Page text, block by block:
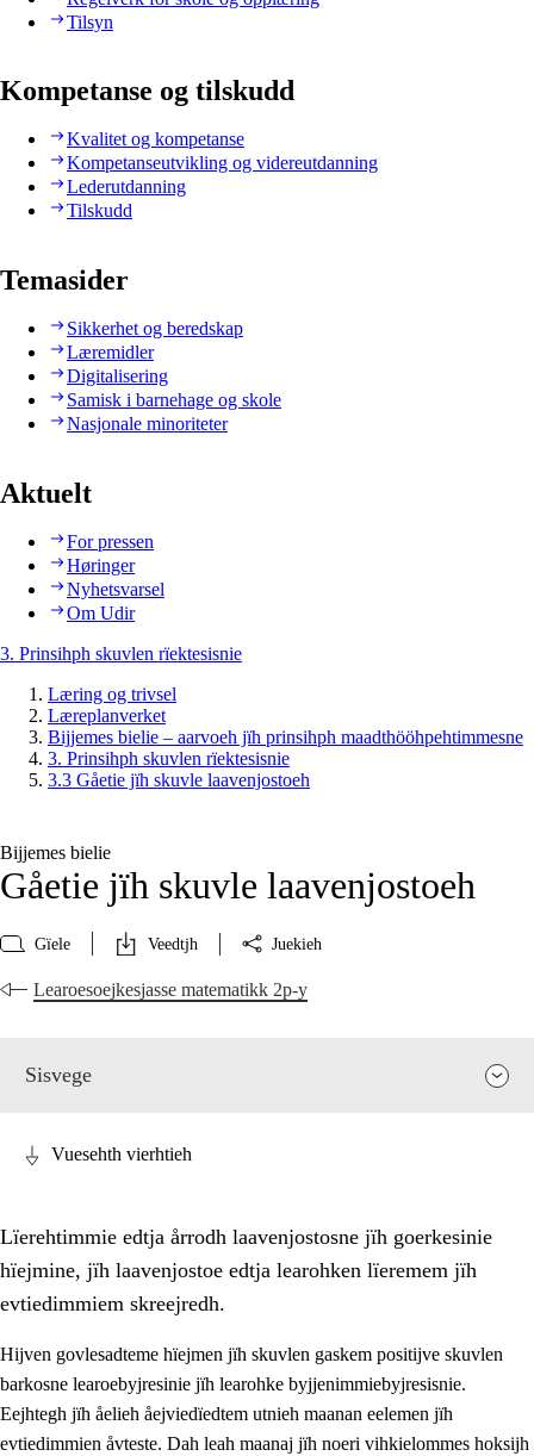
Tilsyn
Kompetanse og tilskudd
Kvalitet og kompetanse
Kompetanseutvikling og videreutdanning
Lederutdanning
Tilskudd
Temasider
Sikkerhet og beredskap
Læremidler
Digitalisering
Samisk i barnehage og skole
Nasjonale minoriteter
Aktuelt
For pressen
Høringer
Nyhetsvarsel
Om Udir
3. Prinsihph skuvlen rïektesisnie
Læring og trivsel
Læreplanverket
Bijjemes bielie – aarvoeh jïh prinsihph maadthööhpehtimmesne
3. Prinsihph skuvlen rïektesisnie
3.3 Gåetie jïh skuvle laavenjostoeh
Bijjemes bielie
Gåetie jïh skuvle laavenjostoeh
Gïele Veedtjh Juekieh
Learoesoejkesjasse matematikk 2p-y
Sisvege
Vuesehth vierhtieh
Lïerehtimmie edtja årrodh laavenjostosne jïh goerkesinie
hïejmine, jïh laavenjostoe edtja learohken lïeremem jïh
evtiedimmiem skreejredh.
Hijven govlesadteme hïejmen jïh skuvlen gaskem positijve skuvlen
barkosne learoebyjresinie jïh learohke byjjenimmiebyjresisnie.
Eejhtegh jïh åelieh åejviedïedtem utnieh maanan eelemen jïh
evtiedimmien åvteste. Dah leah maanaj jïh noeri vihkielommes hoksijh